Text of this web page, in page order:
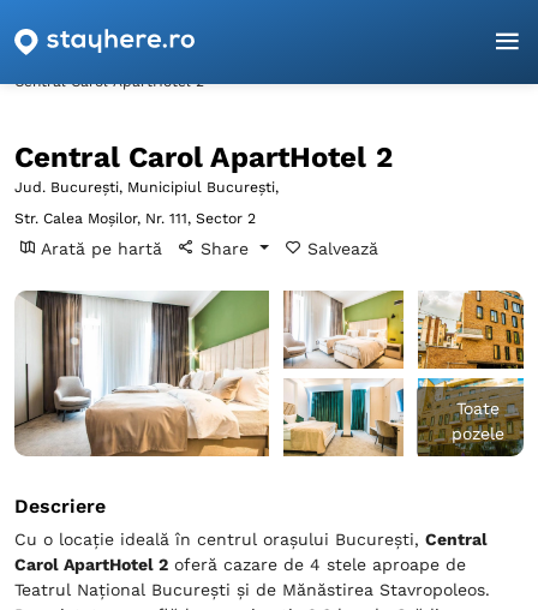
Pagina principală
Central Carol ApartHotel 2
Central Carol ApartHotel 2
Jud. București, Municipiul București,
Str. Calea Moșilor, Nr. 111, Sector 2
Arată pe hartă Share Salvează
Toate
pozele
Descriere
Cu o locație ideală în centrul orașului București, Central
Carol ApartHotel 2 oferă cazare de 4 stele aproape de
Teatrul Național București și de Mănăstirea Stavropoleos.